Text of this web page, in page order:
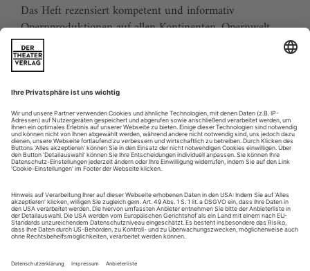
Das Heft rezensiert kompetent und informativ
Opernproduktionen auf allen Kontinenten. Opernwelt
zeigt die Welt hinter der Bühne, befragt die Macher und
verfolgt die Kulturpolitik. Große Themenblöcke
behandeln die Geschichte der Oper, bedeutende
Komponisten und die interessantesten Aspekte des
internationalen Musiklebens. Die Premierenvorschau
animiert zu Opernreisen in alle Welt.
Sie erhalten Zugang zum Online-Archiv von Opernwelt
und können sowohl das aktuelle ePaper als auch das
ePaper-Archiv über Ihren Account auf www.der-
theaterverlag.de einsehen. Zugang zur App auf Anfrage.
Das Abonnement hat eine Laufzeit von einem Monat und
verlängert sich jeweils um einen weiteren Monat, sofern
es nicht vom Kunden auf der Seite „Mein Konto/Meine
Bestellungen“ auf www.der-theaterverlag.de gekündigt